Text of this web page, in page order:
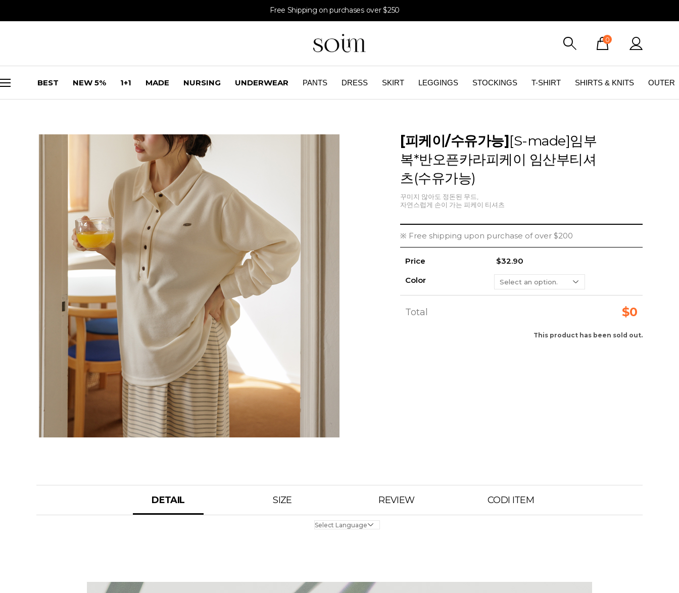
Free Shipping on purchases over $250
0
BEST NEW 5% 1+1 MADE NURSING UNDERWEAR PANTS DRESS SKIRT LEGGINGS STOCKINGS T-SHIRT SHIRTS & KNITS OUTER
[피케이/수유가능][S-made]임부
복*반오픈카라피케이 임산부티셔
츠(수유가능)
꾸미지 않아도 정돈된 무드,
자연스럽게 손이 가는 피케이 티셔츠
※ Free shipping upon purchase of over $200
Price
$32.90
Color
Total $0
This product has been sold out.
DETAIL SIZE REVIEW CODI ITEM